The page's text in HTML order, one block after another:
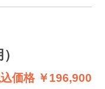
価格 ￥196,900